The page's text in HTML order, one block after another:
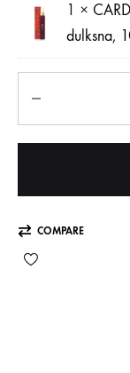
1 ×
dulksna,
COMPARE